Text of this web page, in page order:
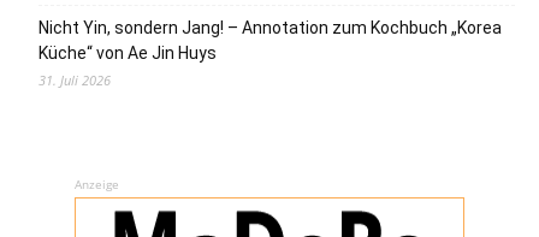
Nicht Yin, sondern Jang! – Annotation zum Kochbuch „Korea
Küche“ von Ae Jin Huys
31. Juli 2026
Anzeige